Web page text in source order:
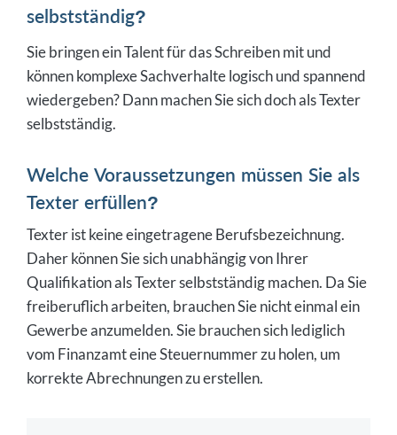
selbstständig?
Sie bringen ein Talent für das Schreiben mit und
können komplexe Sachverhalte logisch und spannend
wiedergeben? Dann machen Sie sich doch als Texter
selbstständig.
Welche Voraussetzungen müssen Sie als
Texter erfüllen?
Texter ist keine eingetragene Berufsbezeichnung.
Daher können Sie sich unabhängig von Ihrer
Qualifikation als Texter selbstständig machen. Da Sie
freiberuflich arbeiten, brauchen Sie nicht einmal ein
Gewerbe anzumelden. Sie brauchen sich lediglich
vom Finanzamt eine Steuernummer zu holen, um
korrekte Abrechnungen zu erstellen.